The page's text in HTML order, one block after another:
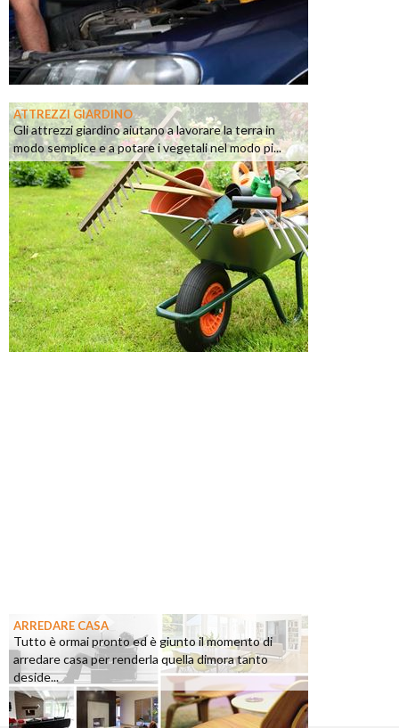
ATTREZZI GIARDINO
Gli attrezzi giardino aiutano a lavorare la terra in
modo semplice e a potare i vegetali nel modo pi...
ARREDARE CASA
Tutto è ormai pronto ed è giunto il momento di
arredare casa per renderla quella dimora tanto
deside...